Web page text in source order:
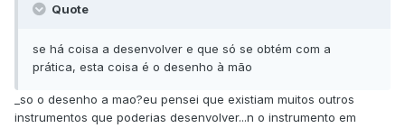
Quote
se há coisa a desenvolver e que só se obtém com a
prática, esta coisa é o desenho à mão
_so o desenho a mao?eu pensei que existiam muitos outros
instrumentos que poderias desenvolver...n o instrumento em